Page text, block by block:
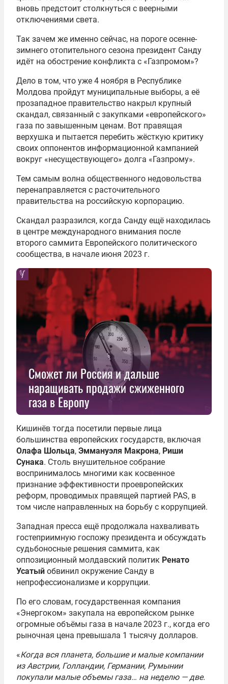
вновь предстоит столкнуться с веерными
отключениями света.
Так зачем же именно сейчас, на пороге осенне-
зимнего отопительного сезона президент Санду
идёт на обострение конфликта с «Газпромом»?
Дело в том, что уже 4 ноября в Республике
Молдова пройдут муниципальные выборы, а её
прозападное правительство накрыл крупный
скандал, связанный с закупками «европейского»
газа по завышенным ценам. Вот правящая
верхушка и пытается перебить жёсткую критику
своих оппонентов информационной кампанией
вокруг «несуществующего» долга «Газпрому».
Тем самым волна общественного недовольства
перенаправляется с расточительного
правительства на российскую корпорацию.
Скандал разразился, когда Санду ещё находилась
в центре международного внимания после
второго саммита Европейского политического
сообщества, в начале июня 2023 г.
Сможет ли Россия и дальше
наращивать продажи сжиженного
газа в Европу
Кишинёв тогда посетили первые лица
большинства европейских государств, включая
Олафа Шольца, Эммануэля Макрона, Риши
Сунака. Столь внушительное собрание
воспринималось многими как косвенное
признание эффективности проевропейских
реформ, проводимых правящей партией PAS, в
том числе направленных на борьбу с коррупцией.
Западная пресса ещё продолжала нахваливать
гостеприимную госпожу президента и обсуждать
судьбоносные решения саммита, как
оппозиционный молдавский политик Ренато
Усатый обвинил окружение Санду в
непрофессионализме и коррупции.
По его словам, государственная компания
«Энергоком» закупала на европейском рынке
огромные объёмы газа в начале 2023 г., когда его
рыночная цена превышала 1 тысячу долларов.
«Когда вся планета, большие и малые компании
из Австрии, Голландии, Германии, Румынии
покупали малые объемы газа… на неделю — две.